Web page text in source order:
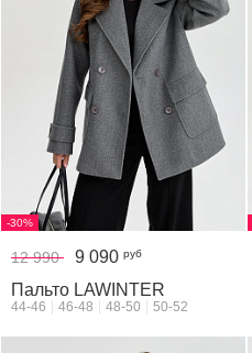
-30%
12 990 9 090 руб
Пальто LAWINTER
44-46 46-48 48-50 50-52